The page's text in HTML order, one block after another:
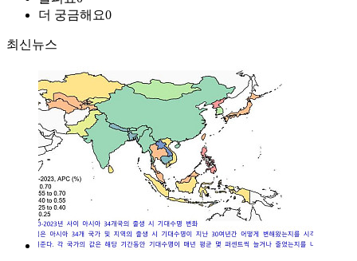
더 궁금해요0
최신뉴스